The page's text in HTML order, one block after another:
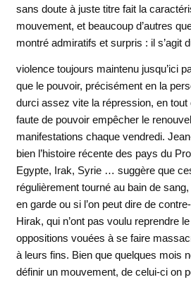
sans doute à juste titre fait la
mouvement, et beaucoup d’autres
montré admiratifs et surpris : il s’agit
violence toujours maintenu jusqu’ici
que le pouvoir, précisément en la
durci assez vite la répression, en
faute de pouvoir empêcher le
manifestations chaque vendredi.
bien l’histoire récente des pays du
Egypte, Irak, Syrie … suggère que
régulièrement tourné au bain de
en garde ou si l’on peut dire de
Hirak, qui n’ont pas voulu reprendre
oppositions vouées à se faire
à leurs fins. Bien que quelques mois
définir un mouvement, de celui-ci on